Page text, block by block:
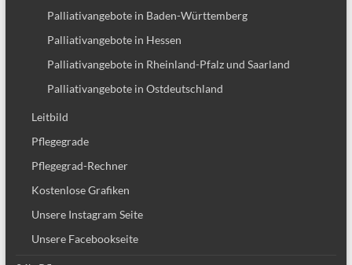
Palliativangebote in Baden-Württemberg
Palliativangebote in Hessen
Palliativangebote in Rheinland-Pfalz und Saarland
Palliativangebote in Ostdeutschland
Leitbild
Pflegegrade
Pflegegrad-Rechner
Kostenlose Grafiken
Unsere Instagram Seite
Unsere Facebookseite